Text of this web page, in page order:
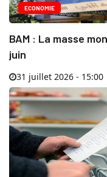
ECONOMIE
BAM : La masse
juin
31 juillet 2026 - 15:00